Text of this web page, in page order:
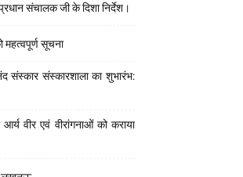
संचालक जी के दिशा निर्देश।
महत्वपूर्ण सूचना
संस्कार संस्कारशाला का शुभारंभ:
आर्य वीर एवं वीरांगनाओं को कराया